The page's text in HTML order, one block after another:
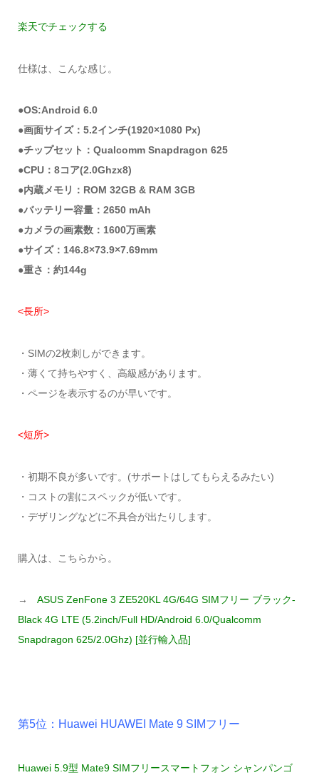
楽天でチェックする
仕様は、こんな感じ。
●OS:Android 6.0
●画面サイズ：5.2インチ(1920×1080 Px)
●チップセット：Qualcomm Snapdragon 625
●CPU：8コア(2.0Ghzx8)
●内蔵メモリ：ROM 32GB & RAM 3GB
●バッテリー容量：2650 mAh
●カメラの画素数：1600万画素
●サイズ：146.8×73.9×7.69mm
●重さ：約144g
<長所>
・SIMの2枚刺しができます。
・薄くて持ちやすく、高級感があります。
・ページを表示するのが早いです。
<短所>
・初期不良が多いです。(サポートはしてもらえるみたい)
・コストの割にスペックが低いです。
・デザリングなどに不具合が出たりします。
購入は、こちらから。
→ ASUS ZenFone 3 ZE520KL 4G/64G SIMフリー ブラック-
Black 4G LTE (5.2inch/Full HD/Android 6.0/Qualcomm
Snapdragon 625/2.0Ghz) [並行輸入品]
第5位：Huawei HUAWEI Mate 9 SIMフリー
Huawei 5.9型 Mate9 SIMフリースマートフォン シャンパンゴ